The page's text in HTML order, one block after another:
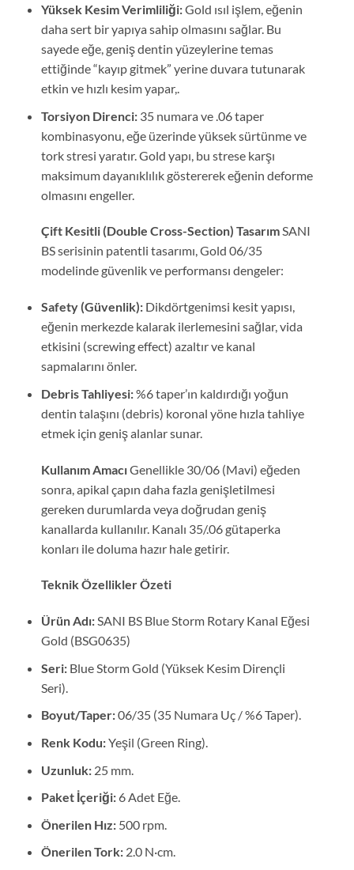
Yüksek Kesim Verimliliği:Gold ısıl işlem, eğenin
daha sert bir yapıya sahip olmasını sağlar. Bu
sayede eğe, geniş dentin yüzeylerine temas
ettiğinde “kayıp gitmek” yerine duvara tutunarak
etkin ve hızlı kesim yapar,.
Torsiyon Direnci:35 numara ve .06 taper
kombinasyonu, eğe üzerinde yüksek sürtünme ve
tork stresi yaratır. Gold yapı, bu strese karşı
maksimum dayanıklılık göstererek eğenin deforme
olmasını engeller.
Çift Kesitli (Double Cross-Section) TasarımSANI
BS serisinin patentli tasarımı, Gold 06/35
modelinde güvenlik ve performansı dengeler:
Safety (Güvenlik):Dikdörtgenimsi kesit yapısı,
eğenin merkezde kalarak ilerlemesini sağlar, vida
etkisini (screwing effect) azaltır ve kanal
sapmalarını önler.
Debris Tahliyesi:%6 taper’ın kaldırdığı yoğun
dentin talaşını (debris) koronal yöne hızla tahliye
etmek için geniş alanlar sunar.
Kullanım AmacıGenellikle 30/06 (Mavi) eğeden
sonra, apikal çapın daha fazla genişletilmesi
gereken durumlarda veya doğrudan geniş
kanallarda kullanılır. Kanalı 35/.06 gütaperka
konları ile doluma hazır hale getirir.
Teknik Özellikler Özeti
Ürün Adı:SANI BS Blue Storm Rotary Kanal Eğesi
Gold (BSG0635)
Seri:Blue Storm Gold (Yüksek Kesim Dirençli
Seri).
Boyut/Taper:06/35 (35 Numara Uç / %6 Taper).
Renk Kodu:Yeşil (Green Ring).
Uzunluk:25 mm.
Paket İçeriği:6 Adet Eğe.
Önerilen Hız:500 rpm.
Önerilen Tork:2.0 N·cm.